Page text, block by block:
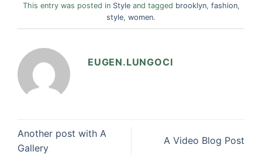
This entry was posted in Styleand tagged brooklyn, fashion,
style, women.
EUGEN.LUNGOCI
Another post with A
Gallery
A Video Blog Post